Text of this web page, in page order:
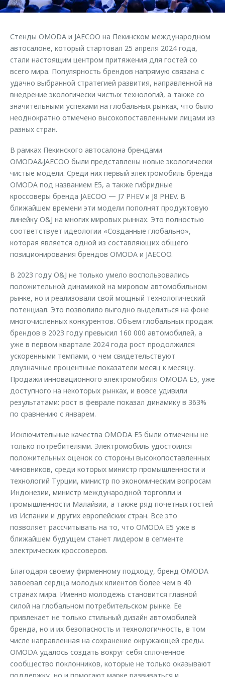
Страхование
Аксессуары
Одежда и сувениры
Оригинальные аксессуары
Запчасти
Трейд-ин
Калькулятор трейд-ин
Клиентская поддержка
Клуб владельцев OMODA
Приложение O&J
Аксессуары
Одежда и сувениры
Оригинальные аксессуары
Запчасти
Обратная связь
Стенды OMODA и JAECOO на Пекинском международном
автосалоне, который стартовал 25 апреля 2024 года,
стали настоящим центром притяжения для гостей со
всего мира. Популярность брендов напрямую связана с
удачно выбранной стратегией развития, направленной на
внедрение экологически чистых технологий, а также со
значительными успехами на глобальных рынках, что было
неоднократно отмечено высокопоставленными лицами из
разных стран.
В рамках Пекинского автосалона брендами
OMODA&JAECOO были представлены новые экологически
чистые модели. Среди них первый электромобиль бренда
OMODA под названием E5, а также гибридные
кроссоверы бренда JAECOO — J7 PHEV и J8 PHEV. В
ближайшем времени эти модели пополнят продуктовую
линейку O&J на многих мировых рынках. Это полностью
соответствует идеологии «Созданные глобально»,
которая является одной из составляющих общего
позиционирования брендов OMODA и JAECOO.
В 2023 году O&J не только умело воспользовались
положительной динамикой на мировом автомобильном
рынке, но и реализовали свой мощный технологический
потенциал. Это позволило выгодно выделиться на фоне
многочисленных конкурентов. Объем глобальных продаж
брендов в 2023 году превысил 160 000 автомобилей, а
уже в первом квартале 2024 года рост продолжился
ускоренными темпами, о чем свидетельствуют
двузначные процентные показатели месяц к месяцу.
Продажи инновационного электромобиля OMODA E5, уже
доступного на некоторых рынках, и вовсе удивили
результатами: рост в феврале показал динамику в 363%
по сравнению с январем.
Исключительные качества OMODA E5 были отмечены не
только потребителями. Электромобиль удостоился
положительных оценок со стороны высокопоставленных
чиновников, среди которых министр промышленности и
технологий Турции, министр по экономическим вопросам
Индонезии, министр международной торговли и
промышленности Малайзии, а также ряд почетных гостей
из Испании и других европейских стран. Все это
позволяет рассчитывать на то, что OMODA E5 уже в
ближайшем будущем станет лидером в сегменте
электрических кроссоверов.
Благодаря своему фирменному подходу, бренд OMODA
завоевал сердца молодых клиентов более чем в 40
странах мира. Именно молодежь становится главной
силой на глобальном потребительском рынке. Ее
привлекает не только стильный дизайн автомобилей
бренда, но и их безопасность и технологичность, в том
числе направленная на сохранение окружающей среды.
OMODA удалось создать вокруг себя сплоченное
сообщество поклонников, которые не только оказывают